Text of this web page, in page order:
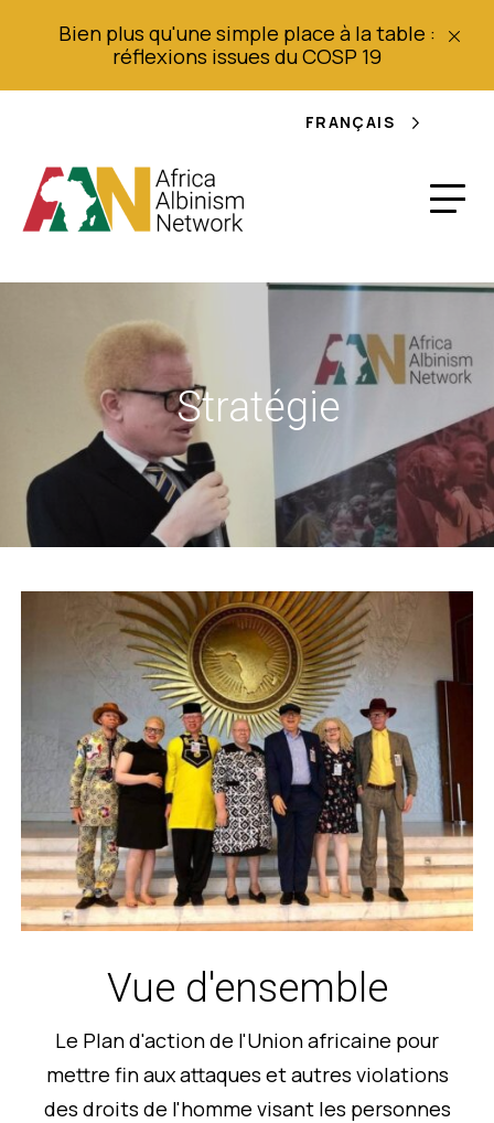
Bien plus qu'une simple place à la table :
réflexions issues du COSP 19
FRANÇAIS
Stratégie
Vue d'ensemble
Le Plan d'action de l'Union africaine pour
mettre fin aux attaques et autres violations
des droits de l'homme visant les personnes